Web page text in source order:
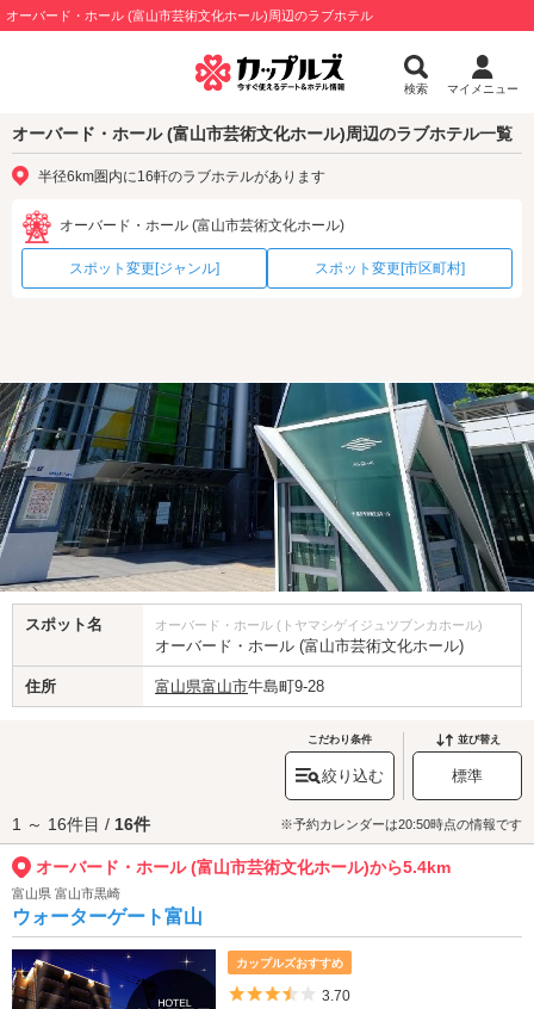
オーバード・ホール (富山市芸術文化ホール)周辺のラブホテル
検索 マイメニュー
オーバード・ホール (富山市芸術文化ホール)周辺のラブホテル一覧
半径6km圏内に16軒のラブホテルがあります
オーバード・ホール (富山市芸術文化ホール)
スポット変更[ジャンル] スポット変更[市区町村]
スポット名 オーバード・ホール (トヤマシゲイジュツブンカホール)
オーバード・ホール (富山市芸術文化ホール)
住所 富山県富山市牛島町9-28
こだわり条件
絞り込む
並び替え
標準
1 ～ 16件目 / 16件 ※予約カレンダーは20:50時点の情報です
オーバード・ホール (富山市芸術文化ホール)から5.4km
富山県 富山市黒崎
ウォーターゲート富山
カップルズおすすめ
5つ星のうち3.5
3.70